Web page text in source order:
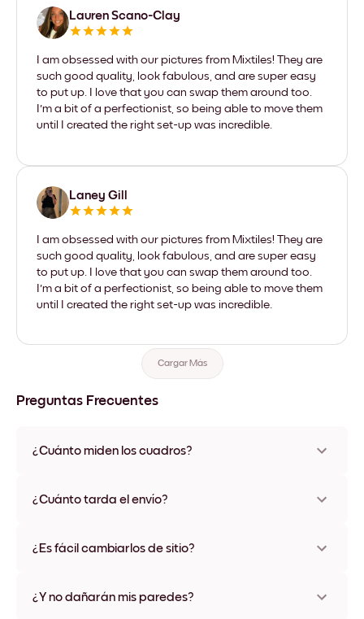
Lauren Scano-Clay
I am obsessed with our pictures from Mixtiles! They are
such good quality, look fabulous, and are super easy
to put up. I love that you can swap them around too.
I'm a bit of a perfectionist, so being able to move them
until I created the right set-up was incredible.
Laney Gill
I am obsessed with our pictures from Mixtiles! They are
such good quality, look fabulous, and are super easy
to put up. I love that you can swap them around too.
I'm a bit of a perfectionist, so being able to move them
until I created the right set-up was incredible.
Cargar Más
Preguntas Frecuentes
¿Cuánto miden los cuadros?
varios materiales y colores de marco, incluidas opciones sin
¿Cuánto tarda el envío?
disponibles en algunos países. Te enviaremos un número de
¿Es fácil cambiarlos de sitio?
ningún daño
¿Y no dañarán mis paredes?